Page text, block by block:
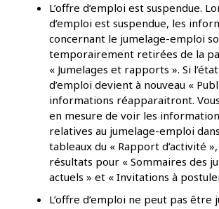
L’offre d’emploi est suspendue.
d’emploi est suspendue, les
concernant le jumelage-emploi
temporairement retirées de la
« Jumelages et rapports ». Si
d’emploi devient à nouveau «
informations réapparaitront.
en mesure de voir les
relatives au jumelage-emploi
tableaux du « Rapport d’activité
résultats pour « Sommaires des
actuels » et « Invitations à
L’offre d’emploi ne peut pas être